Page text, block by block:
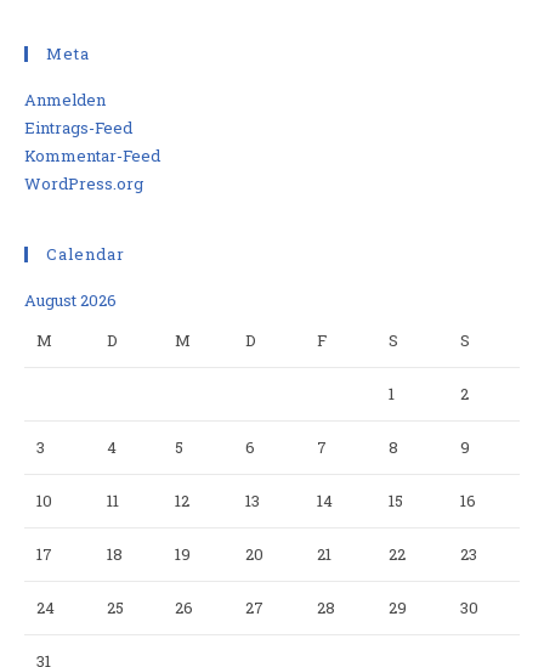
Meta
Anmelden
Eintrags-Feed
Kommentar-Feed
WordPress.org
Calendar
August 2026
M
D M D F S S
1 2
3 4 5 6 7 8 9
10 11 12 13 14 15 16
17 18 19 20 21 22 23
24 25 26 27 28 29 30
31